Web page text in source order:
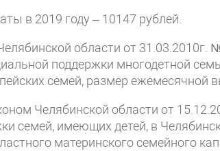
в 2019 году – 10147 рублей.
области от 31.03.2010г.
поддержки многодетной
семей, размер ежемесячной
Челябинской области от
семей, имеющих детей, в
материнского семейного